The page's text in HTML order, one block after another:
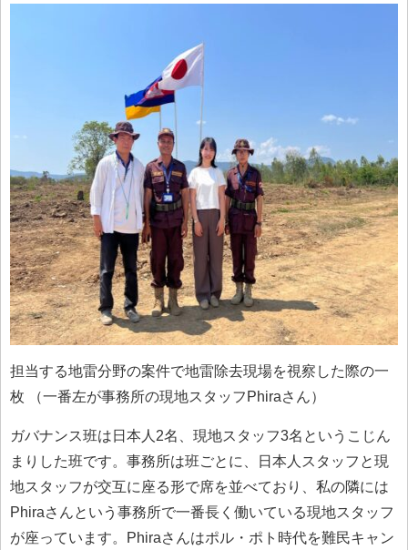
担当する地雷分野の案件で地雷除去現場を視察した際の一
枚 （一番左が事務所の現地スタッフPhiraさん）
ガバナンス班は日本人2名、現地スタッフ3名というこじん
まりした班です。事務所は班ごとに、日本人スタッフと現
地スタッフが交互に座る形で席を並べており、私の隣には
Phiraさんという事務所で一番長く働いている現地スタッフ
が座っています。Phiraさんはポル・ポト時代を難民キャン